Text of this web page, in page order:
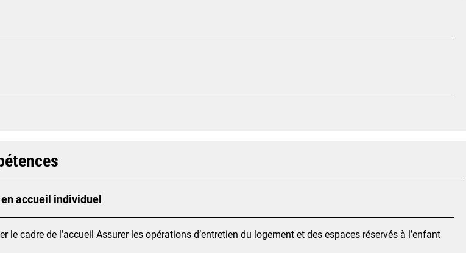
accueil individuel
le cadre de l’accueil Assurer les opérations d’entretien du logement et des espaces réservés à l’enfant